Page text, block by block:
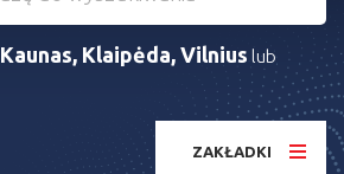
Kaunas, Klaipėda, Vilnius lub
ZAKŁADKI